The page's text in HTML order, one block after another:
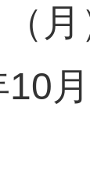
10